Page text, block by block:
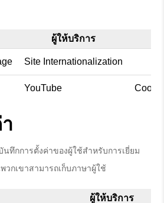
ผู้ให้บริการ
Site Internationalization
YouTube
ทึกการตั้งค่าของผู้ใช้สำหรับการเยี่ยม
วกเขาสามารถเก็บภาษาผู้ใช้
ผู้ให้บริการ